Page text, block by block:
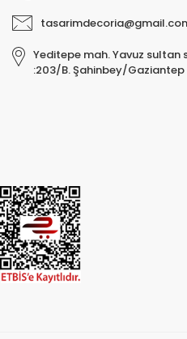
Yeditepe mah. Yavuz sultan
:203/B. Şahinbey/Gaziantep